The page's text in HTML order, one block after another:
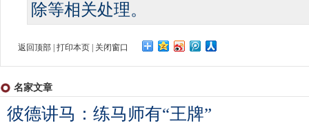
除等相关处理。
返回顶部 打印本页 关闭窗口
名家文章
彼德讲马：练马师有“王牌”